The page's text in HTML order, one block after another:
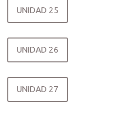
UNIDAD 25
UNIDAD 26
UNIDAD 27